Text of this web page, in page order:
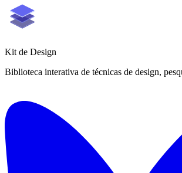
Kit de Design
Biblioteca interativa de técnicas de design,